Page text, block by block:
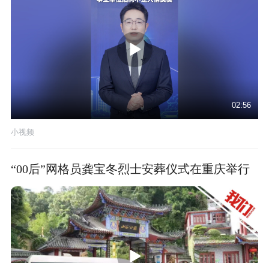
02:56
小视频
“00后”网格员龚宝冬烈士安葬仪式在重庆举行